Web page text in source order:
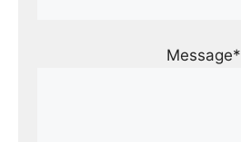
Message*